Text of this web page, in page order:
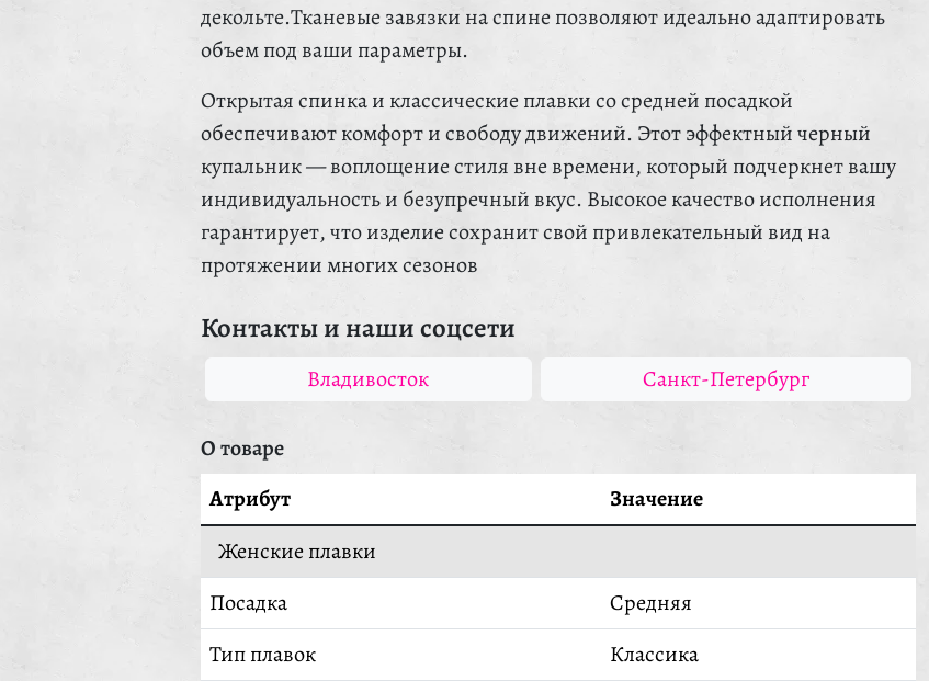
декольте.Тканевые завязки на спине позволяют идеально адаптировать
объем под ваши параметры.
Открытая спинка и классические плавки со средней посадкой
обеспечивают комфорт и свободу движений. Этот эффектный черный
купальник — воплощение стиля вне времени, который подчеркнет вашу
индивидуальность и безупречный вкус. Высокое качество исполнения
гарантирует, что изделие сохранит свой привлекательный вид на
протяжении многих сезонов
Контакты и наши соцсети
Владивосток Санкт-Петербург
О товаре
Атрибут
Значение
Женские плавки
Посадка
Средняя
Тип плавок
Классика